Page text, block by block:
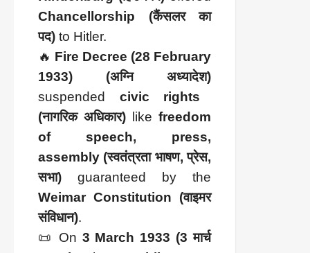
Chancellorship (कैंसलर का
पद) to Hitler.
🔥 Fire Decree (28 February
1933) (अग्नि अध्यादेश)
suspended civic rights
(नागरिक अधिकार) like freedom
of speech, press,
assembly (स्वतंत्रता भाषण, प्रेस,
सभा) guaranteed by the
Weimar Constitution (वाइमर
संविधान).
📜 On 3 March 1933 (3 मार्च